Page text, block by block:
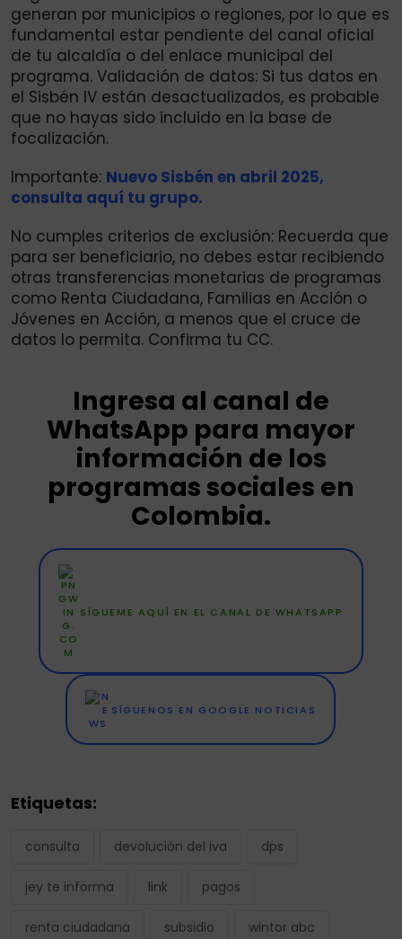
generan por municipios o regiones, por lo que es
fundamental estar pendiente del canal oficial
de tu alcaldía o del enlace municipal del
programa. Validación de datos: Si tus datos en
el Sisbén IV están desactualizados, es probable
que no hayas sido incluido en la base de
focalización.
Importante: Nuevo Sisbén en abril 2025,
consulta aquí tu grupo.
No cumples criterios de exclusión: Recuerda que
para ser beneficiario, no debes estar recibiendo
otras transferencias monetarias de programas
como Renta Ciudadana, Familias en Acción o
Jóvenes en Acción, a menos que el cruce de
datos lo permita. Confirma tu CC.
Ingresa al canal de
WhatsApp para mayor
información de los
programas sociales en
Colombia.
SÍGUEME AQUÍ EN EL CANAL DE WHATSAPP
SÍGUENOS EN GOOGLE NOTICIAS
Etiquetas:
consulta devolución del iva dps
jey te informa link pagos
renta ciudadana subsidio wintor abc